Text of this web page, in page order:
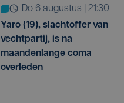
do 6 augustus | 21:30
Yaro (19), slachtoffer van
vechtpartij, is na
maandenlange coma
overleden